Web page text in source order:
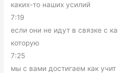
каких-то наших усилий
7:19
если они не идут в связке с
которую
7:25
мы с вами достигаем как